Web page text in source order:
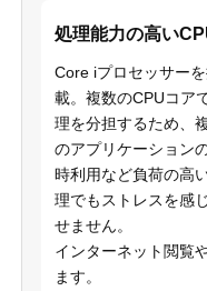
処理能力の高い
Core iプロセッサー
載。複数のCPUコア
理を分担するため、
のアプリケーション
時利用など負荷の高
理でもストレスを感
せません。
インターネット閲覧
ます。